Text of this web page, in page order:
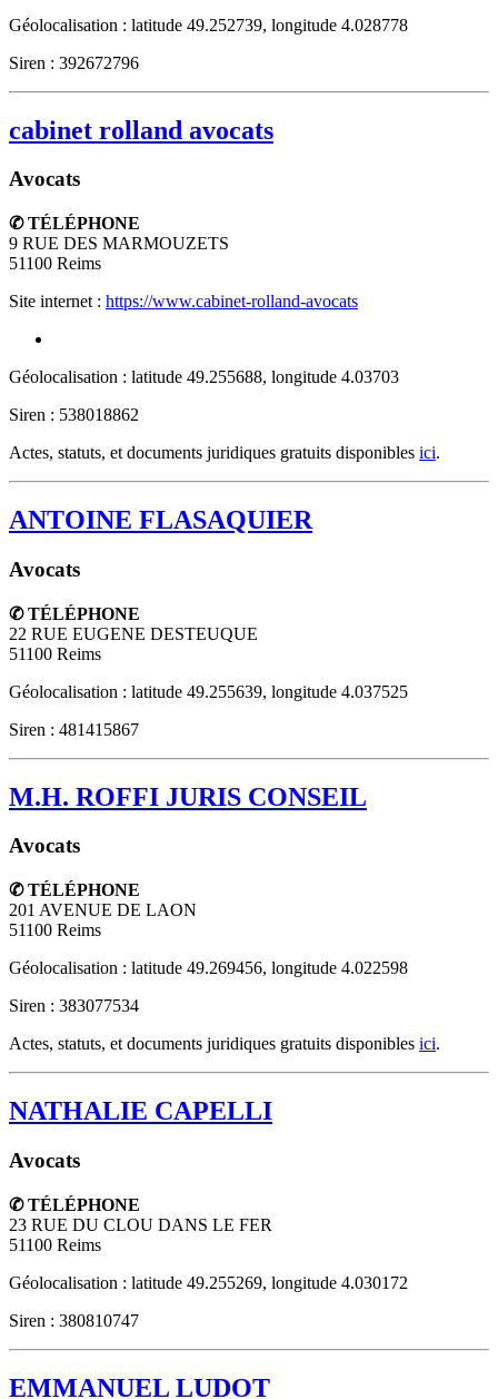
Géolocalisation : latitude 49.252739, longitude 4.028778
Siren : 392672796
cabinet rolland avocats
Avocats
✆ TÉLÉPHONE
9 RUE DES MARMOUZETS
51100 Reims
Site internet : https://www.cabinet-rolland-avocats
Géolocalisation : latitude 49.255688, longitude 4.03703
Siren : 538018862
Actes, statuts, et documents juridiques gratuits disponibles ici.
ANTOINE FLASAQUIER
Avocats
✆ TÉLÉPHONE
22 RUE EUGENE DESTEUQUE
51100 Reims
Géolocalisation : latitude 49.255639, longitude 4.037525
Siren : 481415867
M.H. ROFFI JURIS CONSEIL
Avocats
✆ TÉLÉPHONE
201 AVENUE DE LAON
51100 Reims
Géolocalisation : latitude 49.269456, longitude 4.022598
Siren : 383077534
Actes, statuts, et documents juridiques gratuits disponibles ici.
NATHALIE CAPELLI
Avocats
✆ TÉLÉPHONE
23 RUE DU CLOU DANS LE FER
51100 Reims
Géolocalisation : latitude 49.255269, longitude 4.030172
Siren : 380810747
EMMANUEL LUDOT